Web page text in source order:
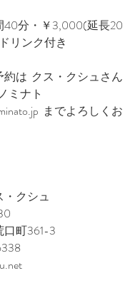
40分・￥3,000(延長20
ドリンク付き
は  クス・クシュさん
ミナト
までよろしくお
・クシュ
口町361-3